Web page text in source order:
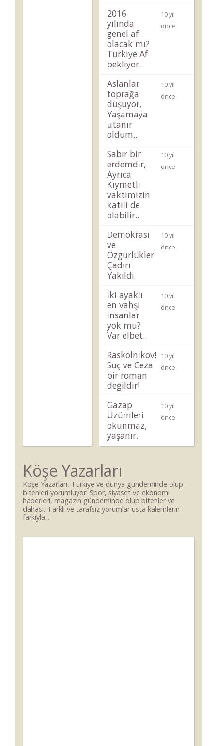
2016
yılında
genel af
olacak mı?
Türkiye Af
bekliyor..
10 yıl
önce
Aslanlar
toprağa
düşüyor,
Yaşamaya
utanır
oldum..
10 yıl
önce
Sabır bir
erdemdir,
Ayrıca
Kıymetli
vaktimizin
katili de
olabilir..
10 yıl
önce
Demokrasi
ve
Özgürlükler
Çadırı
Yakıldı
10 yıl
önce
İki ayaklı
en vahşi
insanlar
yok mu?
Var elbet..
10 yıl
önce
Raskolnikov!
Suç ve Ceza
bir roman
değildir!
10 yıl
önce
Gazap
Üzümleri
okunmaz,
yaşanır..
10 yıl
önce
Köşe Yazarları
Köşe Yazarları, Türkiye ve dünya gündeminde olup
bitenleri yorumluyor. Spor, siyaset ve ekonomi
haberleri, magazin gündeminde olup bitenler ve
dahası.. Farklı ve tarafsız yorumlar usta kalemlerin
farkıyla...